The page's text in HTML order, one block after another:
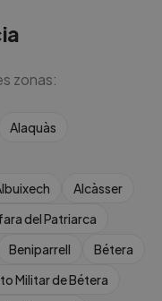
zonas:
Alaquàs
Alcàsser
del Patriarca
Beniparrell
Bétera
Militar de Bétera